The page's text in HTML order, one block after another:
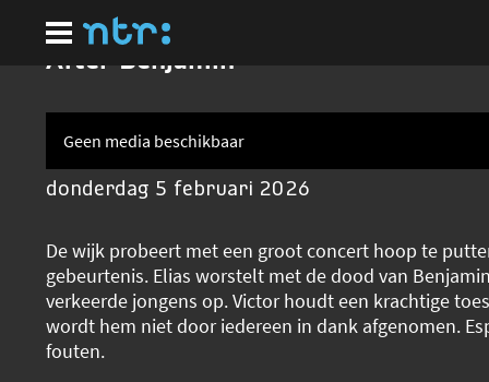
hoofdinhoud
After Benjamin
Geen media beschikbaar
donderdag 5 februari 2026
De wijk probeert met een groot concert hoop te
gebeurtenis. Elias worstelt met de dood van
verkeerde jongens op. Victor houdt een krachtige
wordt hem niet door iedereen in dank afgenomen.
fouten.